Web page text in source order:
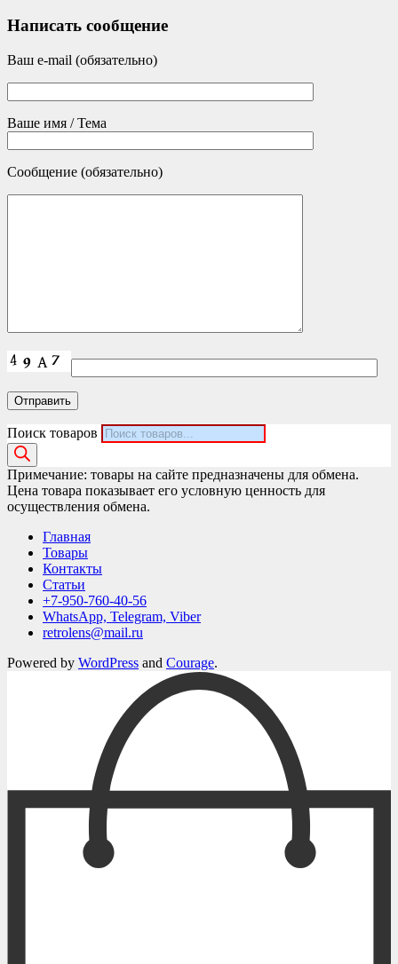
Написать сообщение
Ваш e-mail (обязательно)
Ваше имя / Тема
Сообщение (обязательно)
Поиск товаров
Примечание: товары на сайте предназначены для обмена.
Цена товара показывает его условную ценность для
осуществления обмена.
Главная
Товары
Контакты
Статьи
+7-950-760-40-56
WhatsApp, Telegram, Viber
retrolens@mail.ru
Powered by WordPress and Courage.